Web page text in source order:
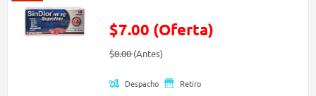
$7.00 (Oferta)
Precio reducido de
$8.00(Antes)(Oferta)
Despacho Retiro